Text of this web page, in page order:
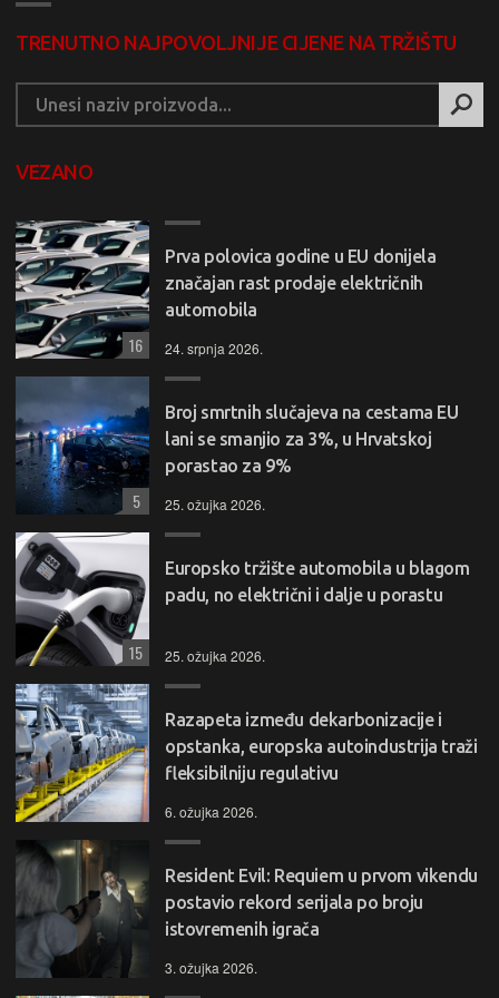
TRENUTNO NAJPOVOLJNIJE CIJENE NA TRŽIŠTU
VEZANO
Prva polovica godine u EU donijela
značajan rast prodaje električnih
automobila
24. srpnja 2026.
16
Broj smrtnih slučajeva na cestama EU
lani se smanjio za 3%, u Hrvatskoj
porastao za 9%
25. ožujka 2026.
5
Europsko tržište automobila u blagom
padu, no električni i dalje u porastu
25. ožujka 2026.
15
Razapeta između dekarbonizacije i
opstanka, europska autoindustrija traži
fleksibilniju regulativu
6. ožujka 2026.
Resident Evil: Requiem u prvom vikendu
postavio rekord serijala po broju
istovremenih igrača
3. ožujka 2026.